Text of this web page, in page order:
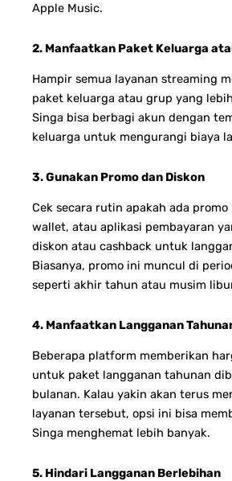
Apple Music.
2. Manfaatkan Paket Keluarga
Hampir semua layanan streaming
paket keluarga atau grup yang
Singa bisa berbagi akun dengan
keluarga untuk mengurangi biaya
3. Gunakan Promo dan Diskon
Cek secara rutin apakah ada
wallet, atau aplikasi pembayaran
diskon atau cashback untuk
Biasanya, promo ini muncul di
seperti akhir tahun atau musim
4. Manfaatkan Langganan
Beberapa platform memberikan
untuk paket langganan tahunan
bulanan. Kalau yakin akan terus
layanan tersebut, opsi ini bisa
Singa menghemat lebih banyak.
5. Hindari Langganan Berlebihan